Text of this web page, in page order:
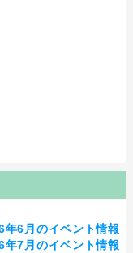
年6月のイベント情報
年7月のイベント情報